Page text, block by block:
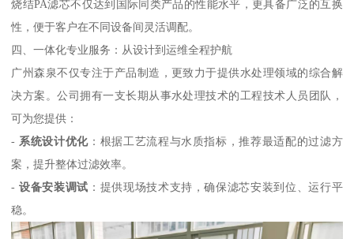
烧结PA滤芯不仅达到国际同类产品的性能水平，更具备广泛的互换
性，便于客户在不同设备间灵活调配。
四、一体化专业服务：从设计到运维全程护航
广州森泉不仅专注于产品制造，更致力于提供水处理领域的综合解
决方案。公司拥有一支长期从事水处理技术的工程技术人员团队，
可为您提供：
- 系统设计优化：根据工艺流程与水质指标，推荐最适配的过滤方
案，提升整体过滤效率。
- 设备安装调试 ：提供现场技术支持，确保滤芯安装到位、运行平
稳。